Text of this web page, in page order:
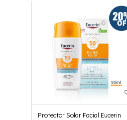
Protector Solar Facial Eucerin